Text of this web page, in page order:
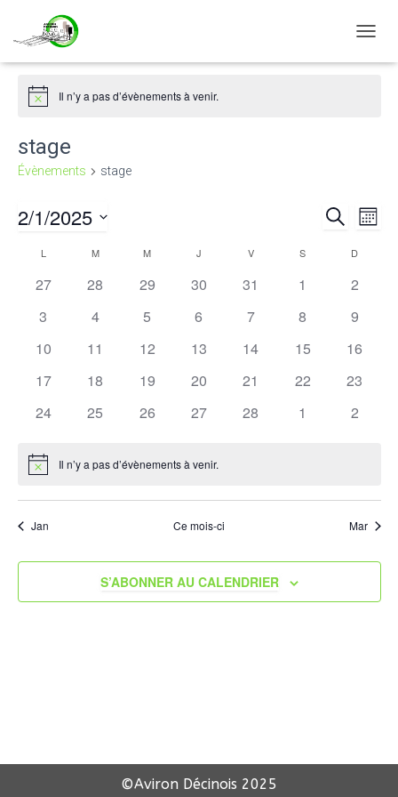
LA
Notice Il n’y a pas d’évènements à venir.
stage
Évènements stage
de
vues
MOIS
2/1/2025
date.
Calendrier
de
Évènements
L M M J V S D
0
27
0
28
0
29
0
30
0
31
0
1
0
2
0
3
0
4
0
5
0
6
0
7
0
8
0
9
0
10
0
11
0
12
0
13
0
14
0
15
0
16
0
17
0
18
0
19
0
20
0
21
0
22
0
23
0
24
0
25
0
26
0
27
0
28
0
1
0
2
Notice Il n’y a pas d’évènements à venir.
Jan Ce mois-ci Mar
S’ABONNER AU CALENDRIER
©Aviron Décinois 2025